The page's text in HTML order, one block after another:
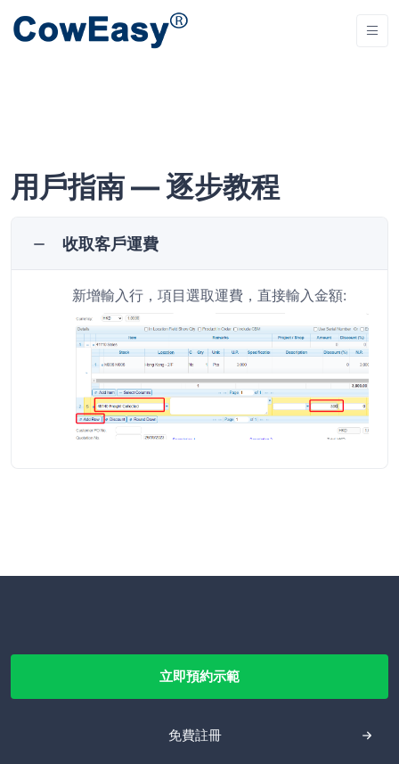
用戶指南 — 逐步教程
收取客戶運費
新增輸入行，項目選取運費，直接輸入金額:
立即預約示範
免費註冊